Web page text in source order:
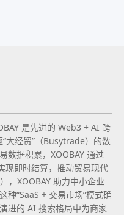
是先进的 Web3 + AI 跨
大经贸”（Busytrade）的数
数据积累，XOOBAY 通过
现即时结算，推动贸易现代
，XOOBAY 助力中小企业
种“SaaS + 交易市场”模式确
进的 AI 搜索格局中为商家